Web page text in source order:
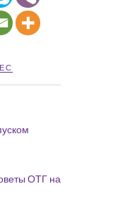
ОТГ на